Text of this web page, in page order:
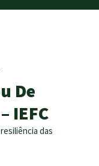
De
IEFC
das